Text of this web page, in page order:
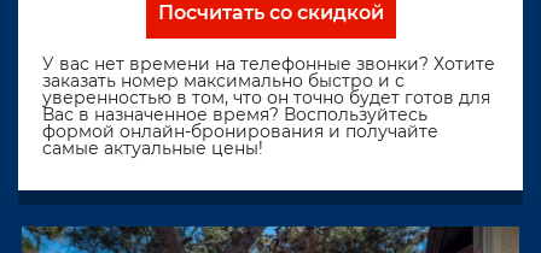
Посчитать со скидкой
У вас нет времени на телефонные звонки? Хотите
заказать номер максимально быстро и с
уверенностью в том, что он точно будет готов для
Вас в назначенное время? Воспользуйтесь
формой онлайн-бронирования и получайте
самые актуальные цены!